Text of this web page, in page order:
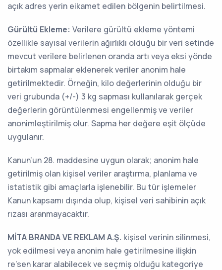
açık adres yerin eikamet edilen bölgenin belirtilmesi.
Gürültü Ekleme: Verilere gürültü ekleme yöntemi
özellikle sayısal verilerin ağırlıklı olduğu bir veri setinde
mevcut verilere belirlenen oranda artı veya eksi yönde
birtakım sapmalar eklenerek veriler anonim hale
getirilmektedir. Örneğin, kilo değerlerinin olduğu bir
veri grubunda (+/-) 3 kg sapması kullanılarak gerçek
değerlerin görüntülenmesi engellenmiş ve veriler
anonimleştirilmiş olur. Sapma her değere eşit ölçüde
uygulanır.
Kanun’un 28. maddesine uygun olarak; anonim hale
getirilmiş olan kişisel veriler araştırma, planlama ve
istatistik gibi amaçlarla işlenebilir. Bu tür işlemeler
Kanun kapsamı dışında olup, kişisel veri sahibinin açık
rızası aranmayacaktır.
MİTA BRANDA VE REKLAM A.Ş. kişisel verinin silinmesi,
yok edilmesi veya anonim hale getirilmesine ilişkin
re’sen karar alabilecek ve seçmiş olduğu kategoriye